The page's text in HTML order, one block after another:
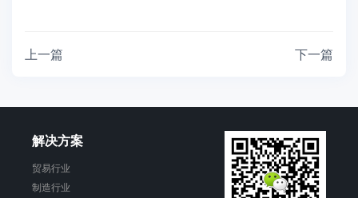
上一篇 下一篇
解决方案
贸易行业
制造行业